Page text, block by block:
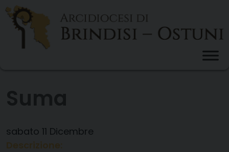
Skip
content
sabato 11 Dicembre